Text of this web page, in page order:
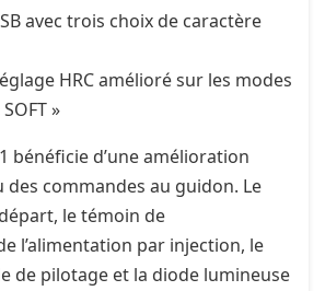
avec trois choix de caractère
HRC amélioré sur les modes
»
bénéficie d’une amélioration
des commandes au guidon. Le
le témoin de
l’alimentation par injection, le
de pilotage et la diode lumineuse